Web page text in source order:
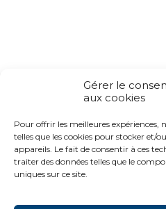
Gérer le
aux cookies
Pour offrir les meilleures expériences,
telles que les cookies pour stocker et/
appareils. Le fait de consentir à ces
traiter des données telles que le
uniques sur ce site.